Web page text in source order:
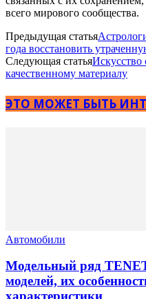
всего мирового сообщества.
Предыдущая статья
года восстановить
Следующая статьяИскусство
качественному материалу
ЭТО МОЖЕТ БЫТЬ
Автомобили
Модельный ряд
моделей, их